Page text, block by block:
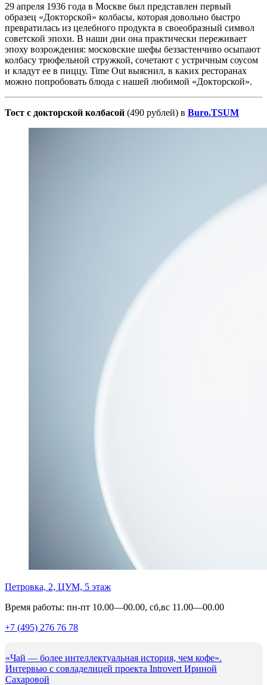
29 апреля 1936 года в Москве был представлен первый
образец «Докторской» колбасы, которая довольно быстро
превратилась из целебного продукта в своеобразный символ
советской эпохи. В наши дни она практически переживает
эпоху возрождения: московские шефы беззастенчиво осыпают
колбасу трюфельной стружкой, сочетают с устричным соусом
и кладут ее в пиццу. Time Out выяснил, в каких ресторанах
можно попробовать блюда с нашей любимой «Докторской».
Тост с докторской колбасой (490 рублей) в Buro.TSUM
Петровка, 2, ЦУМ, 5 этаж
Время работы: пн-пт 10.00—00.00, сб,вс 11.00—00.00
+7 (495) 276 76 78
«Чай — более интеллектуальная история, чем кофе».
Интервью с совладелицей проекта Introvert Ириной
Сахаровой